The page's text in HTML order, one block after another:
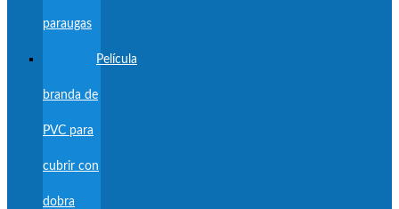
paraugas
Película
branda de
PVC para
cubrir con
dobra